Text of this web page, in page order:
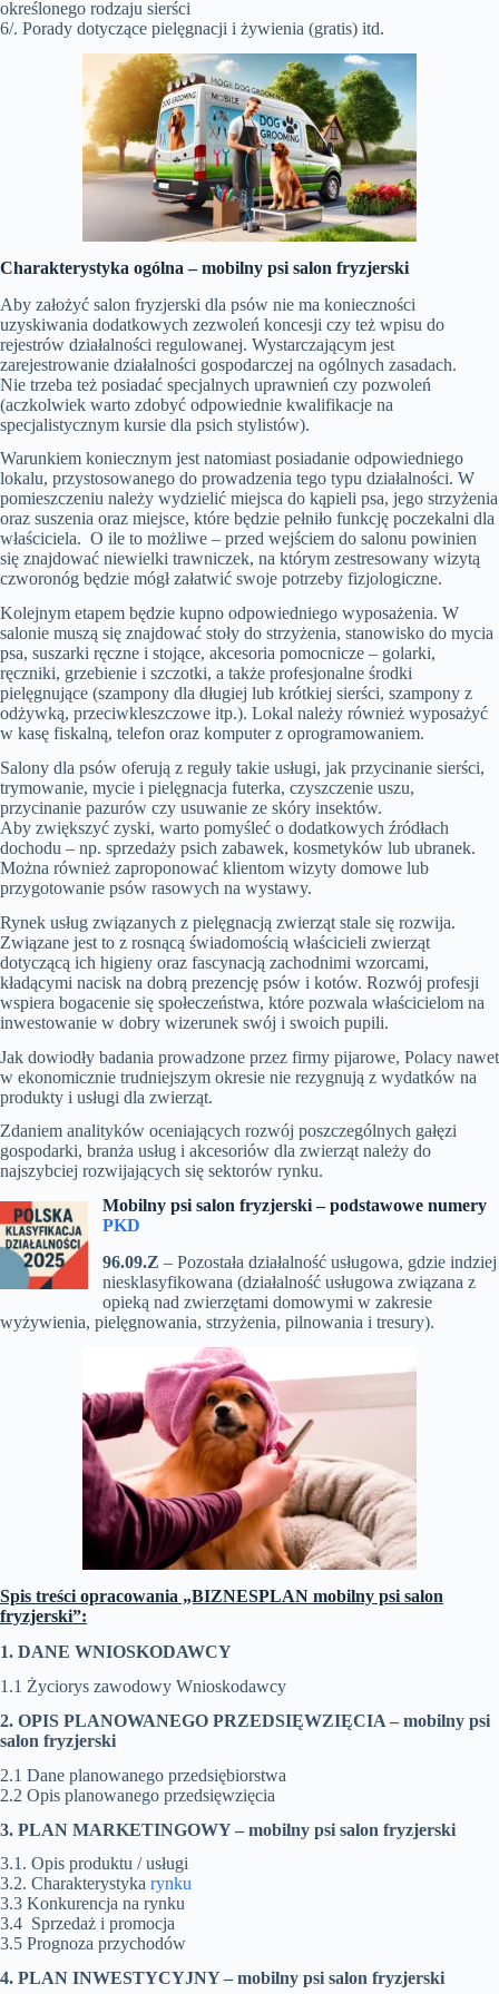
określonego rodzaju sierści
6/. Porady dotyczące pielęgnacji i żywienia (gratis) itd.
Charakterystyka ogólna –mobilny psi salon fryzjerski
Aby założyć salon fryzjerski dla psów nie ma konieczności
uzyskiwania dodatkowych zezwoleń koncesji czy też wpisu do
rejestrów działalności regulowanej. Wystarczającym jest
zarejestrowanie działalności gospodarczej na ogólnych zasadach.
Nie trzeba też posiadać specjalnych uprawnień czy pozwoleń
(aczkolwiek warto zdobyć odpowiednie kwalifikacje na
specjalistycznym kursie dla psich stylistów).
Warunkiem koniecznym jest natomiast posiadanie odpowiedniego
lokalu, przystosowanego do prowadzenia tego typu działalności. W
pomieszczeniu należy wydzielić miejsca do kąpieli psa, jego strzyżenia
oraz suszenia oraz miejsce, które będzie pełniło funkcję poczekalni dla
właściciela. O ile to możliwe – przed wejściem do salonu powinien
się znajdować niewielki trawniczek, na którym zestresowany wizytą
czworonóg będzie mógł załatwić swoje potrzeby fizjologiczne.
Kolejnym etapem będzie kupno odpowiedniego wyposażenia. W
salonie muszą się znajdować stoły do strzyżenia, stanowisko do mycia
psa, suszarki ręczne i stojące, akcesoria pomocnicze – golarki,
ręczniki, grzebienie i szczotki, a także profesjonalne środki
pielęgnujące (szampony dla długiej lub krótkiej sierści, szampony z
odżywką, przeciwkleszczowe itp.). Lokal należy również wyposażyć
w kasę fiskalną, telefon oraz komputer z oprogramowaniem.
Salony dla psów oferują z reguły takie usługi, jak przycinanie sierści,
trymowanie, mycie i pielęgnacja futerka, czyszczenie uszu,
przycinanie pazurów czy usuwanie ze skóry insektów.
Aby zwiększyć zyski, warto pomyśleć o dodatkowych źródłach
dochodu – np. sprzedaży psich zabawek, kosmetyków lub ubranek.
Można również zaproponować klientom wizyty domowe lub
przygotowanie psów rasowych na wystawy.
Rynek usług związanych z pielęgnacją zwierząt stale się rozwija.
Związane jest to z rosnącą świadomością właścicieli zwierząt
dotyczącą ich higieny oraz fascynacją zachodnimi wzorcami,
kładącymi nacisk na dobrą prezencję psów i kotów. Rozwój profesji
wspiera bogacenie się społeczeństwa, które pozwala właścicielom na
inwestowanie w dobry wizerunek swój i swoich pupili.
Jak dowiodły badania prowadzone przez firmy pijarowe, Polacy nawet
w ekonomicznie trudniejszym okresie nie rezygnują z wydatków na
produkty i usługi dla zwierząt.
Zdaniem analityków oceniających rozwój poszczególnych gałęzi
gospodarki, branża usług i akcesoriów dla zwierząt należy do
najszybciej rozwijających się sektorów rynku.
Mobilny psi salon fryzjerski – podstawowe numery
PKD
96.09.Z – Pozostała działalność usługowa, gdzie indziej
niesklasyfikowana (działalność usługowa związana z
opieką nad zwierzętami domowymi w zakresie
wyżywienia, pielęgnowania, strzyżenia, pilnowania i tresury).
Spis treści opracowania „BIZNESPLAN mobilny psi salon
fryzjerski”:
1. DANE WNIOSKODAWCY
1.1 Życiorys zawodowy Wnioskodawcy
2. OPIS PLANOWANEGO PRZEDSIĘWZIĘCIA – mobilny psi
salon fryzjerski
2.1 Dane planowanego przedsiębiorstwa
2.2 Opis planowanego przedsięwzięcia
3. PLAN MARKETINGOWY – mobilny psi salon fryzjerski
3.1. Opis produktu / usługi
3.2. Charakterystyka rynku
3.3 Konkurencja na rynku
3.4 Sprzedaż i promocja
3.5 Prognoza przychodów
4. PLAN INWESTYCYJNY – mobilny psi salon fryzjerski